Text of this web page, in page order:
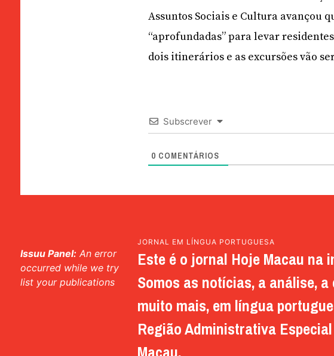
Assuntos Sociais e Cultura avançou
“aprofundadas” para levar
dois itinerários e as excursões vão
Subscrever
0 COMENTÁRIOS
Issuu Panel: An error
occurred while we try
list your publications
JORNAL EM LÍNGUA PORTUGUESA
Este é o jornal Hoje Macau na
Somos as notícias, a análise, a
muito mais, em língua
Região Administrativa